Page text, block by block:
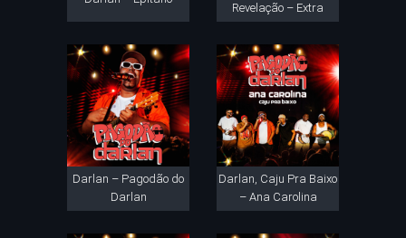
Revelação – Extra
Darlan – Pagodão do
Darlan
Darlan, Caju Pra Baixo
– Ana Carolina